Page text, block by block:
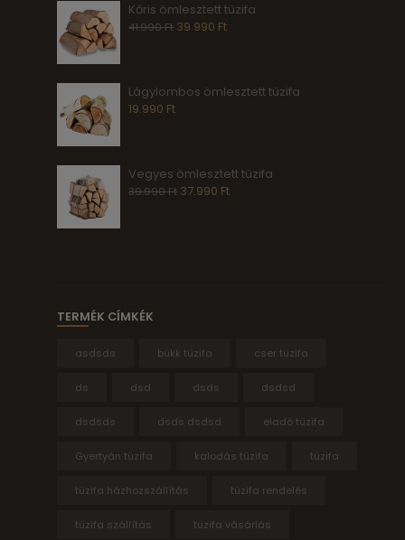
Kőris ömlesztett tüzifa
41.990Ft 39.990 Ft
Lágylombos ömlesztett tüzifa
19.990 Ft
Vegyes ömlesztett tüzifa
39.990Ft 37.990 Ft
TERMÉK CÍMKÉK
asdsds bükk tüzifa cser tüzifa
ds dsd dsds dsdsd
dsdsds dsds dsdsd eladó tüzifa
Gyertyán tüzifa kalodás tüzifa tüzifa
tüzifa házhozszállítás tüzifa rendelés
tüzifa szállítás tüzifa vásárlás